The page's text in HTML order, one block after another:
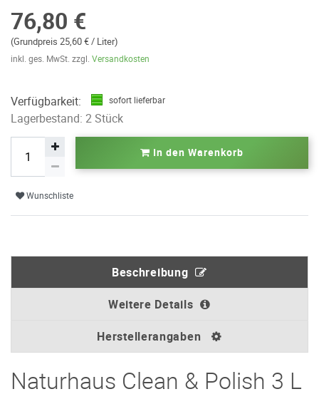
76,80 €
(Grundpreis 25,60 € / Liter)
inkl. ges. MwSt. zzgl. Versandkosten
Verfügbarkeit: sofort lieferbar
Lagerbestand: 2 Stück
In den Warenkorb
Wunschliste
Beschreibung
Weitere Details
Herstellerangaben
Naturhaus Clean & Polish 3 L